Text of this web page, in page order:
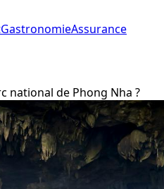
GastronomieAssurance
national de Phong Nha ?